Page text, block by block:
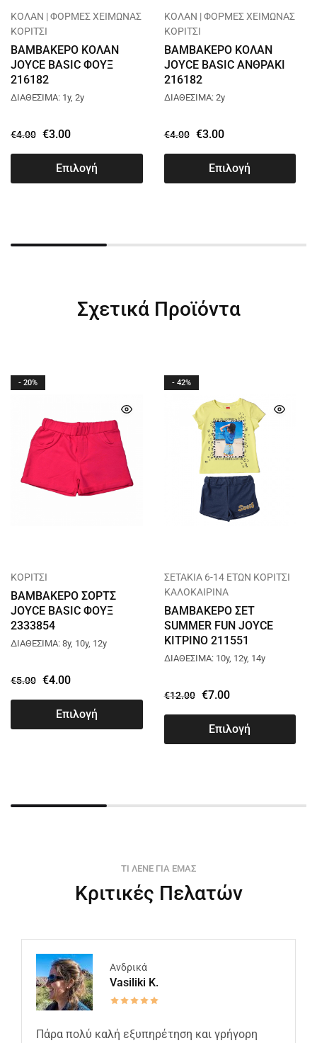
ΚΟΛΑΝ | ΦΟΡΜΕΣ ΧΕΙΜΩΝΑΣ
ΚΟΡΙΤΣΙ
ΒΑΜΒΑΚΕΡΟ ΚΟΛΑΝ
JOYCE BASIC ΦΟΥΞ
216182
ΔΙΑΘΕΣΙΜΑ: 1y, 2y
€4.00 €3.00
Επιλογή
ΚΟΛΑΝ | ΦΟΡΜΕΣ ΧΕΙΜΩΝΑΣ
ΚΟΡΙΤΣΙ
ΒΑΜΒΑΚΕΡΟ ΚΟΛΑΝ
JOYCE BASIC ΑΝΘΡΑΚΙ
216182
ΔΙΑΘΕΣΙΜΑ: 2y
€4.00 €3.00
Επιλογή
Σχετικά Προϊόντα
- 20%
ΚΟΡΙΤΣΙ
ΒΑΜΒΑΚΕΡΟ ΣΟΡΤΣ
JOYCE BASIC ΦΟΥΞ
2333854
ΔΙΑΘΕΣΙΜΑ: 8y, 10y, 12y
€5.00 €4.00
Επιλογή
- 42%
ΣΕΤΑΚΙΑ 6-14 ΕΤΩΝ ΚΟΡΙΤΣΙ
ΚΑΛΟΚΑΙΡΙΝΑ
ΒΑΜΒΑΚΕΡΟ ΣΕΤ
SUMMER FUN JOYCE
ΚΙΤΡΙΝΟ 211551
ΔΙΑΘΕΣΙΜΑ: 10y, 12y, 14y
€12.00 €7.00
Επιλογή
ΤΙ ΛΕΝΕ ΓΙΑ ΕΜΑΣ
Κριτικές Πελατών
Ανδρικά
Vasiliki K.
Πάρα πολύ καλή εξυπηρέτηση και γρήγορη